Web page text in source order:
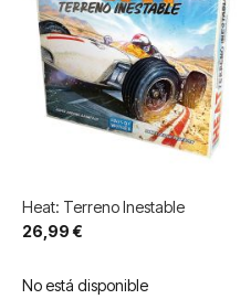
Heat: Terreno Inestable
26,99 €
No está disponible